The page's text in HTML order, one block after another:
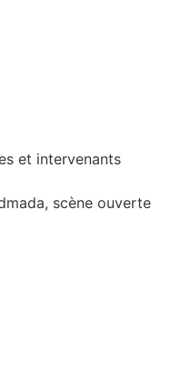
et intervenants
scène ouverte